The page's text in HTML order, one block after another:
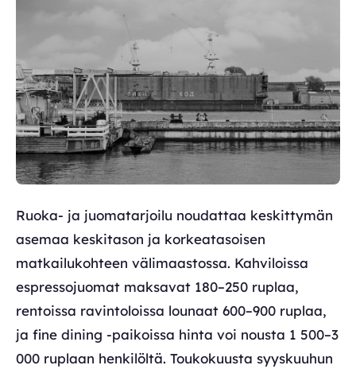
Ruoka- ja juomatarjoilu noudattaa keskittymän
asemaa keskitason ja korkeatasoisen
matkailukohteen välimaastossa. Kahviloissa
espressojuomat maksavat 180–250 ruplaa,
rentoissa ravintoloissa lounaat 600–900 ruplaa,
ja fine dining -paikoissa hinta voi nousta 1 500–3
000 ruplaan henkilöltä. Toukokuusta syyskuuhun